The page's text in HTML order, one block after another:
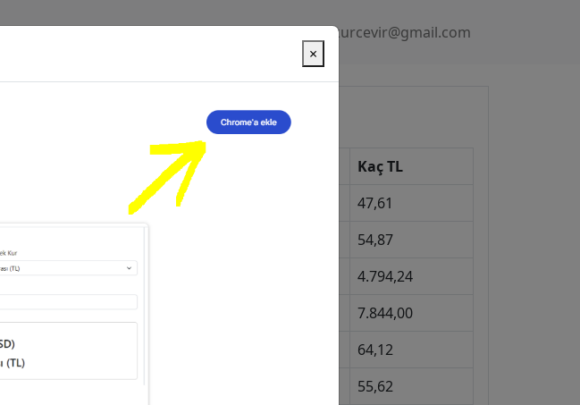
Gizlilik Politikası kurcevir@gmail.com
Güncel Kurlar
Kur
Kaç TL
Dolar
47,61
54,87
4.794,24
7.844,00
64,12
55,62
×